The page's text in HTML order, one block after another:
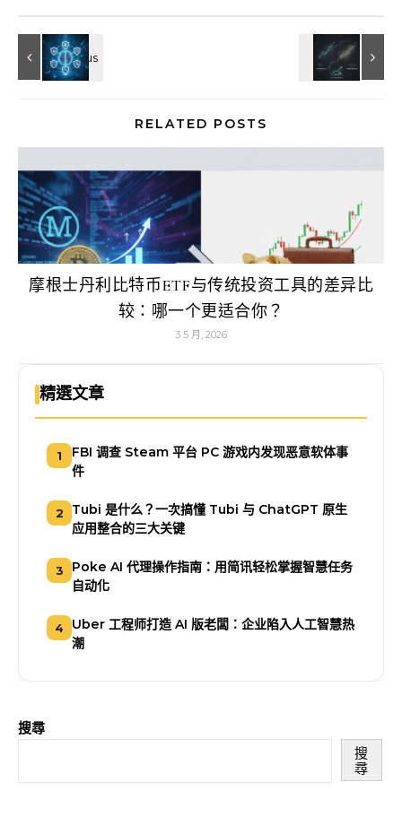
RELATED POSTS
摩根士丹利比特币ETF与传统投资工具的差异比
较：哪一个更适合你？
3 5 月, 2026
精選文章
1
FBI 调查 Steam 平台 PC 游戏内发现恶意软体事
件
2
Tubi 是什么？一次搞懂 Tubi 与 ChatGPT 原生
应用整合的三大关键
3
Poke AI 代理操作指南：用简讯轻松掌握智慧任务
自动化
4
Uber 工程师打造 AI 版老闆：企业陷入人工智慧热
潮
搜尋
搜
尋